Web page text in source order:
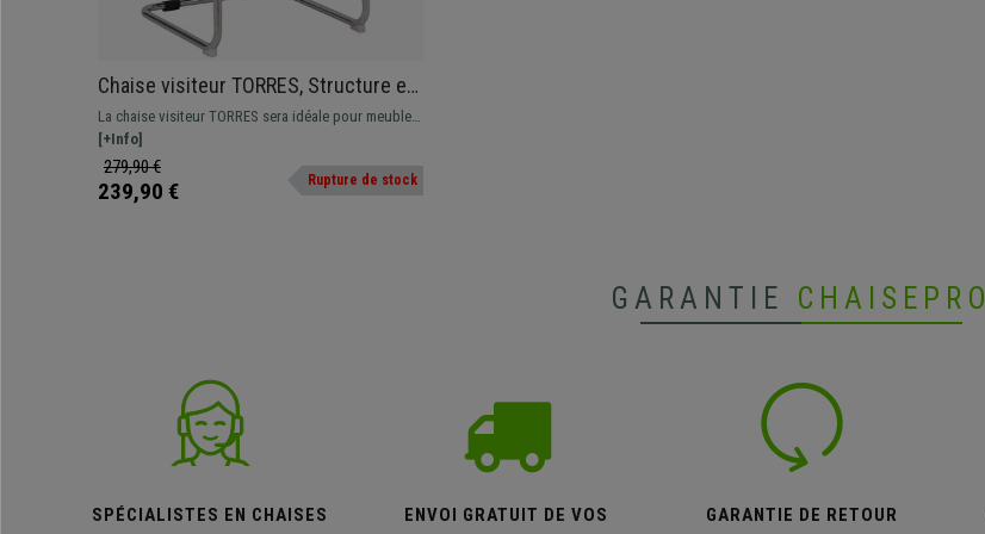
Chaise visiteur TORRES, Structure en
Métal Chromé, Revêtement en Cuir
Authentique, Marron
La chaise visiteur TORRES sera idéale pour meubler
votre bureau grâce à son design moderne et son
grand confort. Disponible dans plusieurs versions et
couleurs.
[+Info]
279,90 €
239,90 € Rupture de stock
GARANTIE CHAISEPRO
SPÉCIALISTES EN CHAISES
ENVOI GRATUIT DE VOS
GARANTIE DE RETOUR